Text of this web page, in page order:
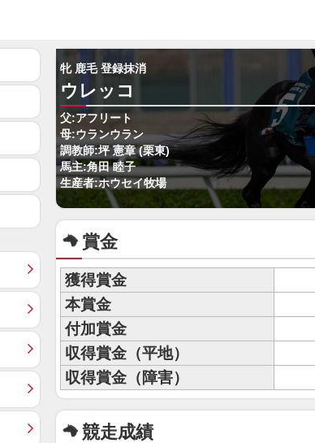
牝 鹿毛 登録抹消
ウレッコ
父:アフリート
母:ウランウラン
調教師:坪 憲章 (栗東)
馬主:角田 睦子
生産者:ホウセイ牧場
賞金
獲得賞金
本賞金
付加賞金
収得賞金（平地）
収得賞金（障害）
競走成績